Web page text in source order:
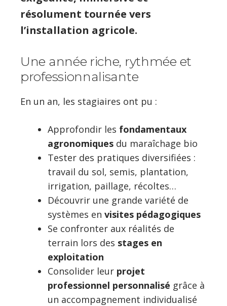
résolument tournée vers
l’installation agricole.
Une année riche, rythmée et
professionnalisante
En un an, les stagiaires ont pu :
Approfondir les fondamentaux
agronomiques du maraîchage bio
Tester des pratiques diversifiées :
travail du sol, semis, plantation,
irrigation, paillage, récoltes…
Découvrir une grande variété de
systèmes en visites pédagogiques
Se confronter aux réalités de
terrain lors des stages en
exploitation
Consolider leur projet
professionnel personnalisé grâce à
un accompagnement individualisé